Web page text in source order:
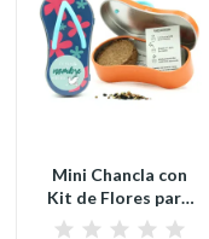
Mini Chancla con
Kit de Flores para
Detalle de...